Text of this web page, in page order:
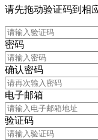
请先拖动验证码到相
密码
确认密码
电子邮箱
验证码